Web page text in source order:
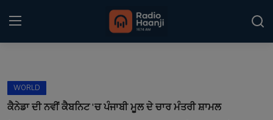
Home
WORLD
ਕੈਨੇਡਾ ਦੀ ਨਵੀਂ ਕੈਬਨਿਟ 'ਚ ਪੰਜਾਬੀ ਮੂਲ ਦੇ ਚਾਰ ਮੰਤਰੀ ਸ਼ਾਮਲ